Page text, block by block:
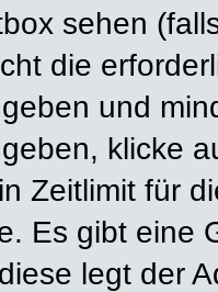
sehen
die
und
klicke
Zeitlimit für
Es gibt eine
legt der